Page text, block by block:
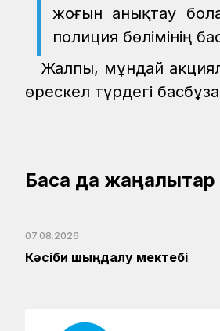
жоғын анықтау
полиция бөлімінің
Жалпы, мұндай
өрескел түрдегі
Басқа да жаңалықтар
07.08.2026
Кәсіби шыңдалу мектебі